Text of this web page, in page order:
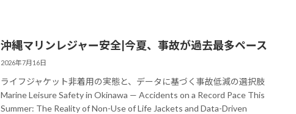
沖縄マリンレジャー安全|今夏、事故が過去最多ペース
2026年7月16日
ライフジャケット非着用の実態と、データに基づく事故低減の選択肢
Marine Leisure Safety in Okinawa — Accidents on a Record Pace This
Summer: The Reality of Non-Use of Life Jackets and Data-Driven